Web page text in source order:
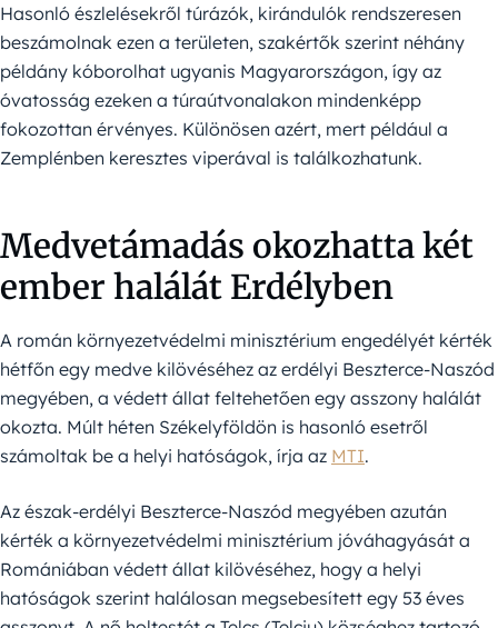
Hasonló észlelésekről túrázók, kirándulók rendszeresen
beszámolnak ezen a területen, szakértők szerint néhány
példány kóborolhat ugyanis Magyarországon, így az
óvatosság ezeken a túraútvonalakon mindenképp
fokozottan érvényes. Különösen azért, mert például a
Zemplénben keresztes viperával is találkozhatunk.
Medvetámadás okozhatta két
ember halálát Erdélyben
A román környezetvédelmi minisztérium engedélyét kérték
hétfőn egy medve kilövéséhez az erdélyi Beszterce-Naszód
megyében, a védett állat feltehetően egy asszony halálát
okozta. Múlt héten Székelyföldön is hasonló esetről
számoltak be a helyi hatóságok, írja az MTI.
Az észak-erdélyi Beszterce-Naszód megyében azután
kérték a környezetvédelmi minisztérium jóváhagyását a
Romániában védett állat kilövéséhez, hogy a helyi
hatóságok szerint halálosan megsebesített egy 53 éves